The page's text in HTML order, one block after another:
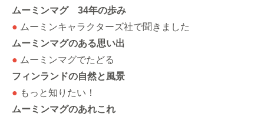
ムーミンマグ 34年の歩み
● ムーミンキャラクターズ社で聞きました
ムーミンマグのある思い出
● ムーミンマグでたどる
フィンランドの自然と風景
● もっと知りたい！
ムーミンマグのあれこれ